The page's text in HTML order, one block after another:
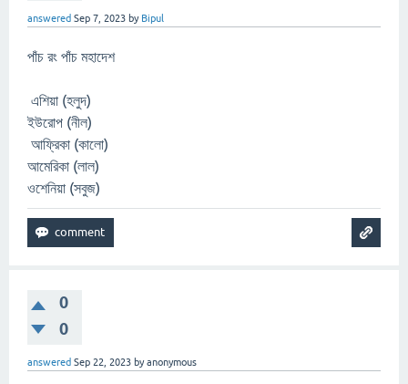
answered Sep 7, 2023 by Bipul
পাঁচ রং পাঁচ মহাদেশ
এশিয়া (হলুদ)
ইউরোপ (নীল)
আফ্রিকা (কালো)
আমেরিকা (লাল)
ওশেনিয়া (সবুজ)
0
0
answered Sep 22, 2023 byanonymous